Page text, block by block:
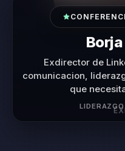
TEDx Speaker y
transforma el miedo,
en
LIDERAZGO BAJO